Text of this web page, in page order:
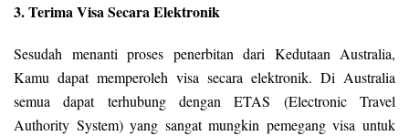
3. Terima Visa Secara Elektronik
Sesudah menanti proses penerbitan dari Kedutaan Australia,
Kamu dapat memperoleh visa secara elektronik. Di Australia
semua dapat terhubung dengan ETAS (Electronic Travel
Authority System) yang sangat mungkin pemegang visa untuk